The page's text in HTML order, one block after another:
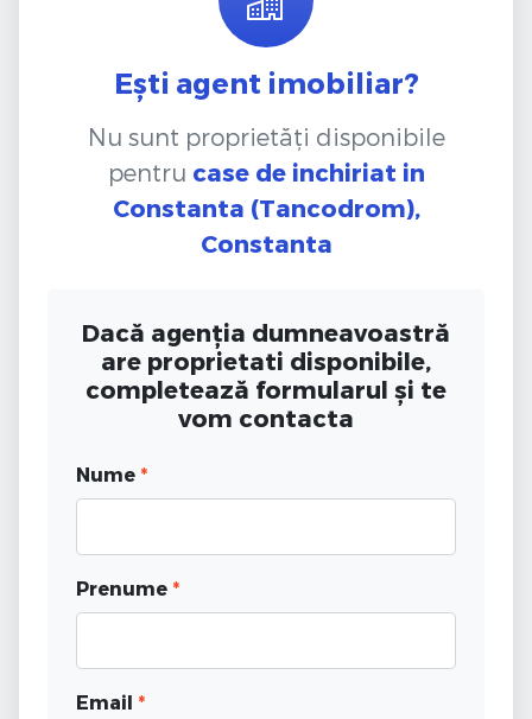
Ești agent imobiliar?
Nu sunt proprietăți disponibile
pentru case de inchiriat in
Constanta (Tancodrom),
Constanta
Dacă agenția dumneavoastră
are proprietati disponibile,
completează formularul și te
vom contacta
Nume *
Prenume *
Email *